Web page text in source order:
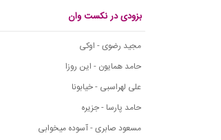
بزودی در نکست وان
مجید رضوی - اوکی
حامد همایون - این روزا
علی لهراسبی - خیابونا
حامد پارسا - جزیره
مسعود صابری - آسوده میخوابی